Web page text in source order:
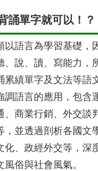
誦單字就可以！
以語言為學習基礎，
、說、讀、寫能力，
累績單字及文法等語
調語言的應用，包含
、商業行銷、外交談
，並透過剖析各國文
化、政經外交等，深
風俗與社會風氣。